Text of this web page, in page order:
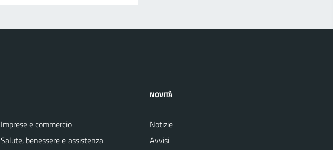
Imprese e commercio
Salute, benessere e assistenza
NOVITÀ
Notizie
Avvisi